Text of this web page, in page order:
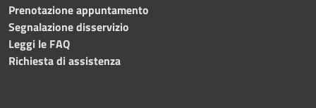
Prenotazione appuntamento
Segnalazione disservizio
Leggi le FAQ
Richiesta di assistenza